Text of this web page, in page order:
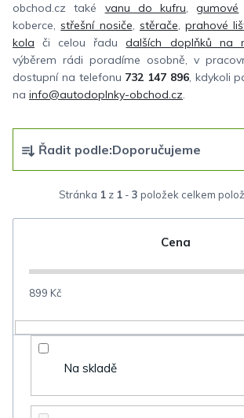
obchod.cz také vanu do kufru,gumové
koberce,střešní nosiče, stěrače,prahové
kola či celou řadudalších doplňků na
výběrem rádi poradíme osobně, v
dostupní na telefonu 732 147 896, kdykoli
na info@autodoplnky-obchod.cz.
Stránka 1z 1- 3 položek celkem
a
e
o
Řadit podle:Doporučujeme
Cena
899 Kč
Na skladě